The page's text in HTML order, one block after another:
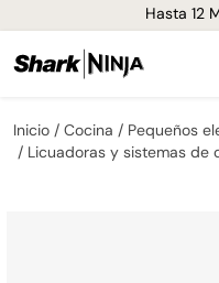
Hasta 12
Inicio Cocina
Pequeños
Licuadoras y sistemas de